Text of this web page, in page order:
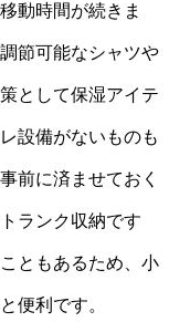
動時間が続きま
節可能なシャツや
として保湿アイテ
設備がないものも
前に済ませておく
ランク収納です
ともあるため、小
便利です。